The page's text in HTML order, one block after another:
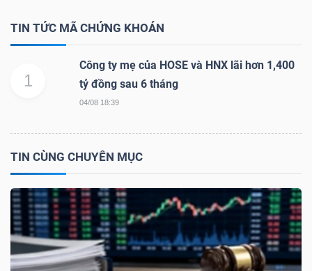
TIN TỨC MÃ CHỨNG KHOÁN
1
Công ty mẹ của HOSE và HNX lãi hơn 1,400
tỷ đồng sau 6 tháng
04/08 18:39
TIN CÙNG CHUYÊN MỤC
NGUYÊN
VẬT
LIỆU